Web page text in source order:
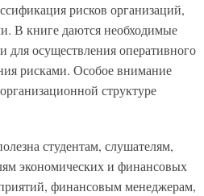
рисков организаций,
В книге даются необходимые
для осуществления оперативного
рисками. Особое внимание
структуре
студентам, слушателям,
экономических и финансовых
финансовым менеджерам,